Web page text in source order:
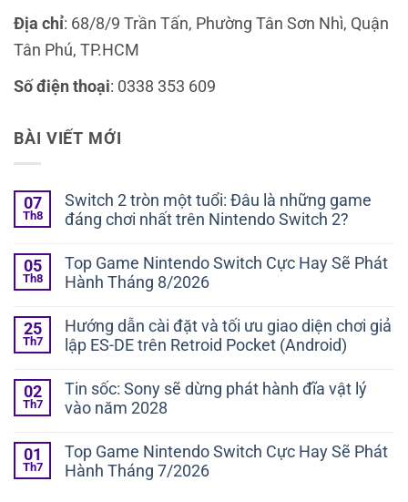
Địa chỉ: 68/8/9 Trần Tấn, Phường Tân Sơn Nhì, Quận
Tân Phú, TP.HCM
Số điện thoại: 0338 353 609
BÀI VIẾT MỚI
07
Th8
Switch 2 tròn một tuổi: Đâu là những game
đáng chơi nhất trên Nintendo Switch 2?
05
Th8
Top Game Nintendo Switch Cực Hay Sẽ Phát
Hành Tháng 8/2026
25
Th7
Hướng dẫn cài đặt và tối ưu giao diện chơi giả
lập ES-DE trên Retroid Pocket (Android)
02
Th7
Tin sốc: Sony sẽ dừng phát hành đĩa vật lý
vào năm 2028
01
Th7
Top Game Nintendo Switch Cực Hay Sẽ Phát
Hành Tháng 7/2026